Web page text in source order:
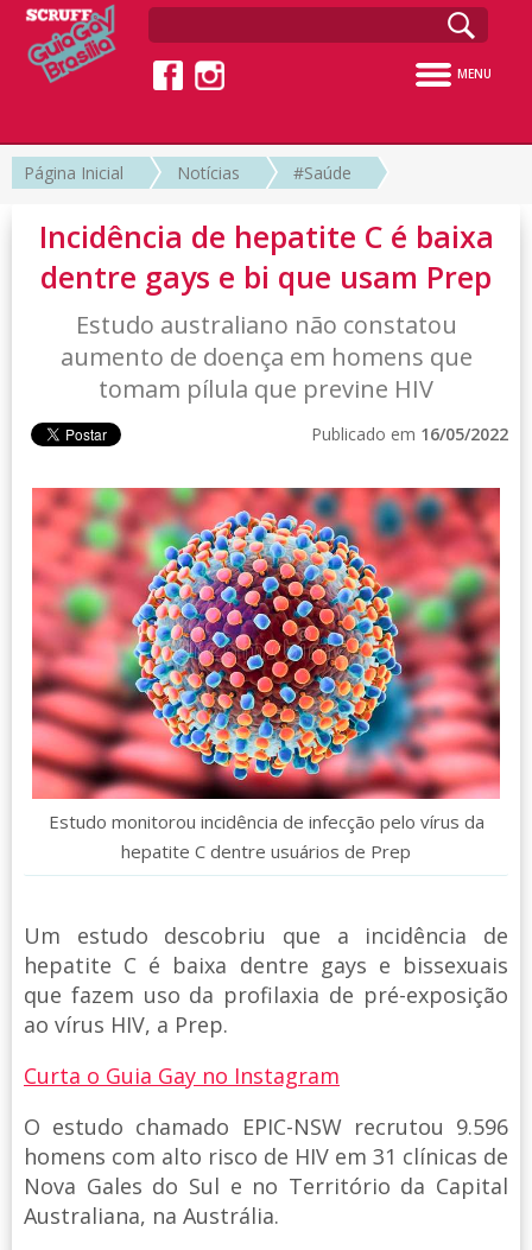
MENU
Página Inicial Notícias #Saúde
Incidência de hepatite C é baixa
dentre gays e bi que usam Prep
Estudo australiano não constatou
aumento de doença em homens que
tomam pílula que previne HIV
Publicado em 16/05/2022
Estudo monitorou incidência de infecção pelo vírus da
hepatite C dentre usuários de Prep
Um estudo descobriu que a incidência de
hepatite C é baixa dentre gays e bissexuais
que fazem uso da profilaxia de pré-exposição
ao vírus HIV, a Prep.
Curta o Guia Gay no Instagram
O estudo chamado EPIC-NSW recrutou 9.596
homens com alto risco de HIV em 31 clínicas de
Nova Gales do Sul e no Território da Capital
Australiana, na Austrália.